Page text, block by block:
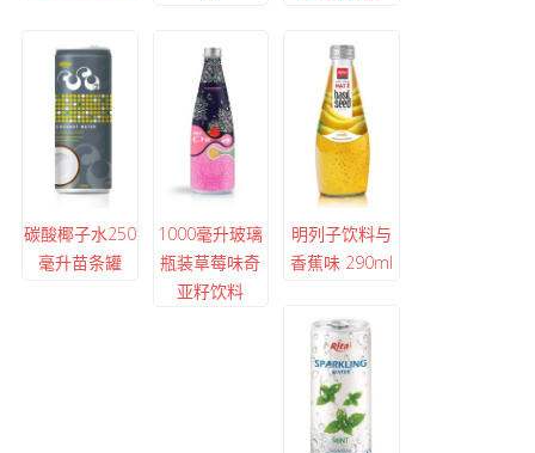
碳酸椰子水250
毫升苗条罐
1000毫升玻璃
瓶装草莓味奇
亚籽饮料
明列子饮料与
香蕉味 290ml